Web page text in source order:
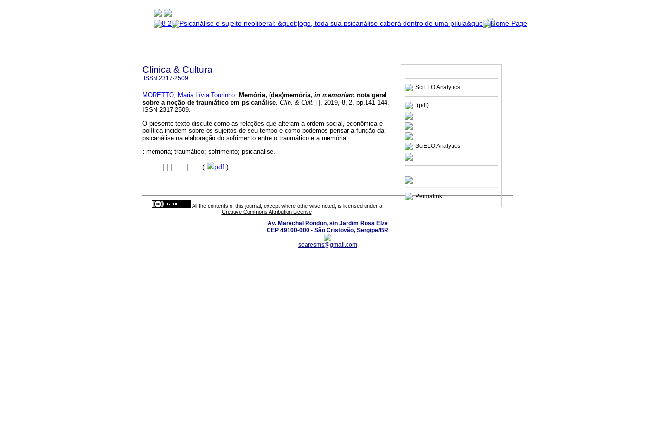
SciELO Analytics
(pdf)
SciELO Analytics
Permalink
Clínica & Cultura
ISSN 2317-2509
MORETTO, Maria Lívia Tourinho Memória, (des)memória, in memorian: nota geral
sobre a noção de traumático em psicanálise. Clín. & Cult.
[]. 2019, 8, 2, pp.141-144.
ISSN 2317-2509.
O presente texto discute como as relações que alteram a ordem social, econômica e
política incidem sobre os sujeitos de seu tempo e como podemos pensar a função da
psicanálise na elaboração do sofrimento entre o traumático e a memória.
: memória; traumático; sofrimento; psicanálise.
· · · ( pdf )
All the contents of this journal, except where otherwise noted, is licensed under a
Creative Commons Attribution License
Av. Marechal Rondon, s/n Jardim Rosa Elze
CEP 49100-000 - São Cristovão, Sergipe/BR
soaresms@gmail.com